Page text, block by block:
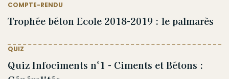
COMPTE-RENDU
Trophée béton Ecole 2018-2019 : le palmarès
QUIZ
Quiz Infociments n°1 - Ciments et Bétons :